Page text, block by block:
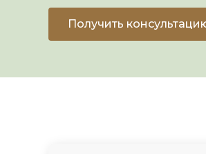
Получить